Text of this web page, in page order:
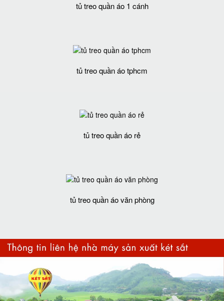
tủ treo quần áo 1 cánh
tủ treo quần áo tphcm
tủ treo quần áo rẻ
tủ treo quần áo văn phòng